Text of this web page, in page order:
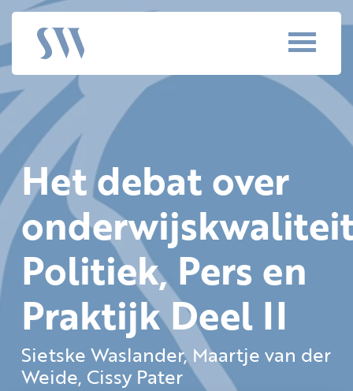
Het debat over
Politiek, Pers en
Praktijk Deel II
Sietske Waslander, Maartje van der
Weide, Cissy Pater